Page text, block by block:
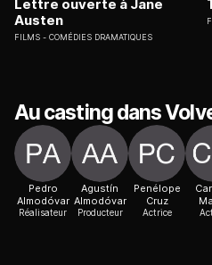
Lettre ouverte à Jane
Austen
FILMS COMÉDIES DRAMATIQUES
Au casting dans
Pedro
Almodóvar
Réalisateur
Agustín
Almodóvar
Producteur
Penélope
Cruz
Actrice